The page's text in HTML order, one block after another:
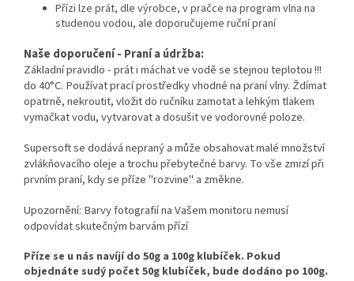
Přízi lze prát, dle výrobce, v pračce na program vlna na
studenou vodou, ale doporučujeme ruční praní
Naše doporučení - Praní a údržba:
Základní pravidlo - prát i máchat ve vodě se stejnou teplotou !!!
do 40°C. Používat prací prostředky vhodné na praní vlny. Ždímat
opatrně, nekroutit, vložit do ručníku zamotat a lehkým tlakem
vymačkat vodu, vytvarovat a dosušit ve vodorovné poloze.
Supersoft se dodává nepraný a může obsahovat malé množství
zvlákňovacího oleje a trochu přebytečné barvy. To vše zmizí při
prvním praní, kdy se příze "rozvine" a změkne.
Upozornění: Barvy fotografií na Vašem monitoru nemusí
odpovídat skutečným barvám přízí
Příze se u nás navíjí do 50g a 100g klubíček. Pokud
objednáte sudý počet 50g klubíček, bude dodáno po 100g.